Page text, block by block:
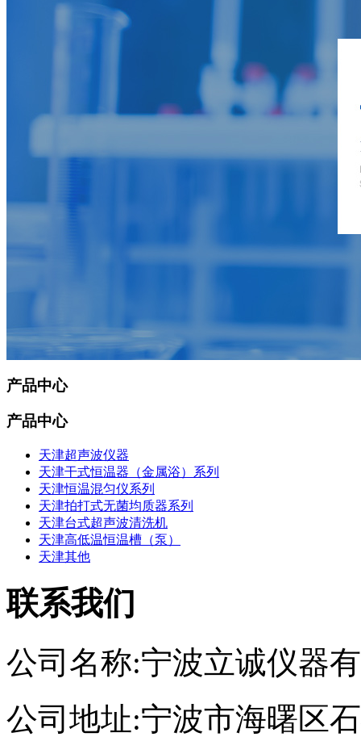
产品中心
产品中心
天津超声波仪器
天津干式恒温器（金属浴）系列
天津恒温混匀仪系列
天津拍打式无菌均质器系列
天津台式超声波清洗机
天津高低温恒温槽（泵）
天津其他
联系我们
公司名称:宁波立诚仪器
公司地址:宁波市海曙区